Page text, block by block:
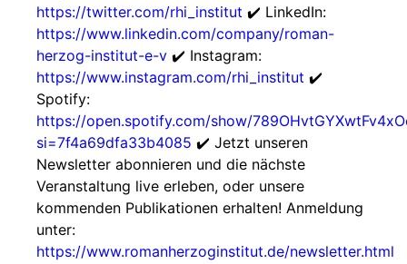
https://twitter.com/rhi_institut ✔️ LinkedIn:
https://www.linkedin.com/company/roman-
herzog-institut-e-v ✔️ Instagram:
https://www.instagram.com/rhi_institut ✔️
Spotify:
https://open.spotify.com/show/
si=7f4a69dfa33b4085 ✔️ Jetzt unseren
Newsletter abonnieren und die nächste
Veranstaltung live erleben, oder unsere
kommenden Publikationen erhalten! Anmeldung
unter:
https://www.romanherzoginstitut.de/newsletter.html